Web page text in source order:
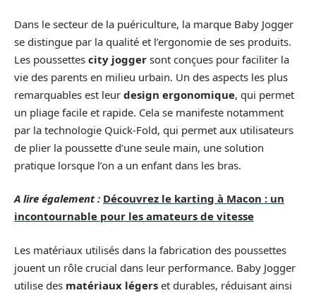
Dans le secteur de la puériculture, la marque Baby Jogger
se distingue par la qualité et l’ergonomie de ses produits.
Les poussettes city jogger sont conçues pour faciliter la
vie des parents en milieu urbain. Un des aspects les plus
remarquables est leur design ergonomique, qui permet
un pliage facile et rapide. Cela se manifeste notamment
par la technologie Quick-Fold, qui permet aux utilisateurs
de plier la poussette d’une seule main, une solution
pratique lorsque l’on a un enfant dans les bras.
A lire également : Découvrez le karting à Macon : un
incontournable pour les amateurs de vitesse
Les matériaux utilisés dans la fabrication des poussettes
jouent un rôle crucial dans leur performance. Baby Jogger
utilise des matériaux légers et durables, réduisant ainsi